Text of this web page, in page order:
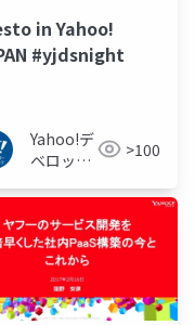
in Yahoo!
#yjdsnight
Yahoo!デ
ベロッパ
ワーク
>100